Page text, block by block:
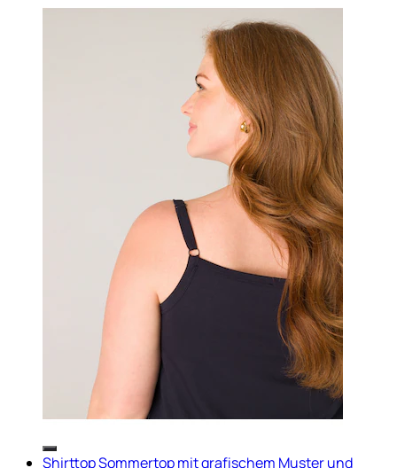
Shirttop Sommertop mit grafischem Muster und